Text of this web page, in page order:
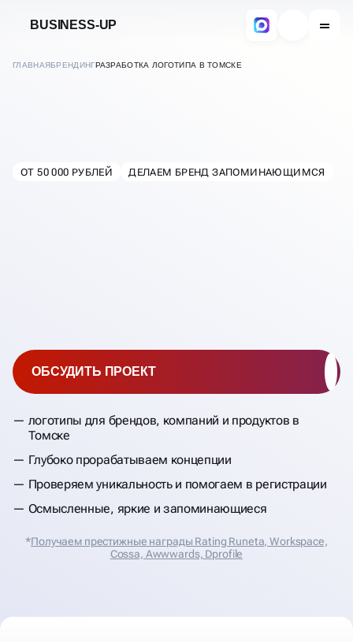
BUSINESS-UP
ГЛАВНАЯБРЕНДИНГРАЗРАБОТКА ЛОГОТИПА В ТОМСКЕ
РАЗРАБОТКА ЛОГОТИПОВ
ОТ 50 000 РУБЛЕЙ ДЕЛАЕМ БРЕНД ЗАПОМИНАЮЩИМСЯ
логотипы для брендов, компаний и продуктов в
Томске
Глубоко прорабатываем концепции
Проверяем уникальность и помогаем в регистрации
Осмысленные, яркие и запоминающиеся
ОБСУДИТЬ ПРОЕКТ
*Получаем престижные награды Rating Runeta, Workspace,
Cossa, Аwwwards, Dprofile